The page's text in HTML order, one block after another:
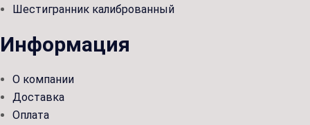
Шестигранник калиброванный
Информация
О компании
Доставка
Оплата